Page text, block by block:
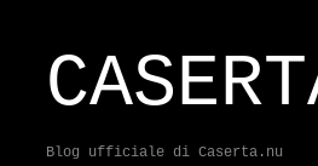
Blog ufficiale di Caserta.nu